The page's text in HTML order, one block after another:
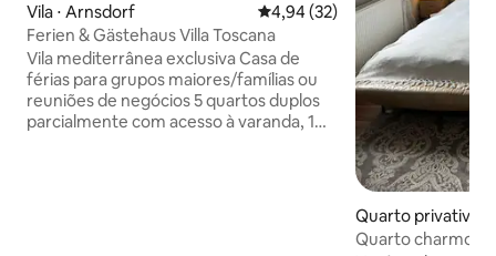
Vila ⋅ Arnsdorf 4,94 de uma avaliação média
4,94 (32)
Ferien & Gästehaus Villa Toscana
Vila mediterrânea exclusiva Casa de
férias para grupos maiores/famílias ou
reuniões de negócios 5 quartos duplos
parcialmente com acesso à varanda, 1
Quarto privativo ⋅
Quarto charmoso